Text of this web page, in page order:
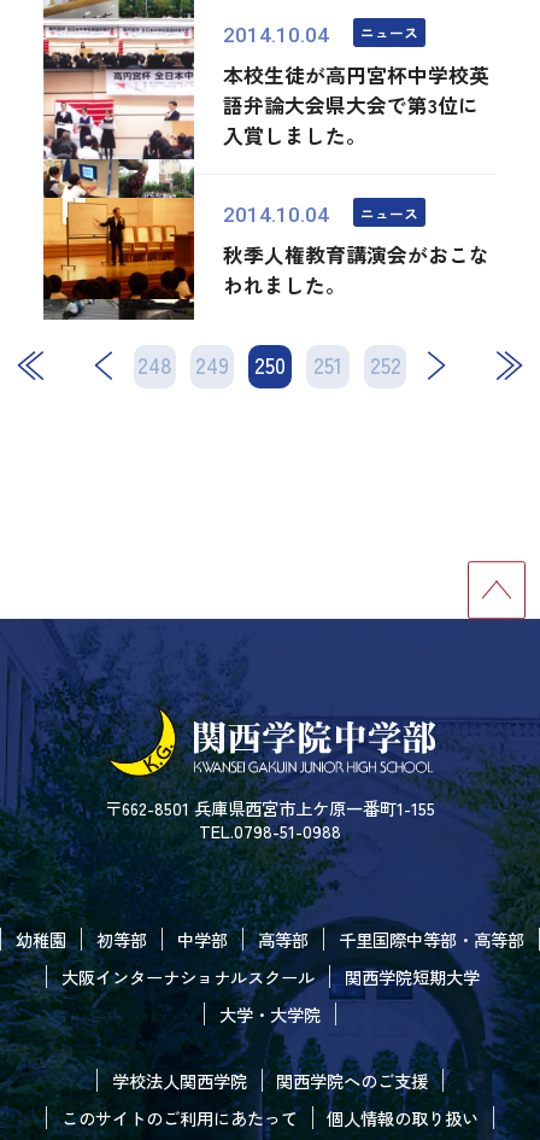
2014.10.04 ニュース
本校生徒が高円宮杯中学校英
語弁論大会県大会で第3位に
入賞しました。
2014.10.04 ニュース
秋季人権教育講演会がおこな
われました。
248 249 250 251 252
次 最後
〒662-8501 兵庫県西宮市上ケ原一番町1-155
TEL.0798-51-0988
幼稚園 初等部 中学部 高等部
千里国際中等部・高等部
大阪インターナショナルスクール
関西学院短期大学
大学・大学院
学校法人関西学院
関西学院へのご支援
このサイトのご利用にあたって
個人情報の取り扱い